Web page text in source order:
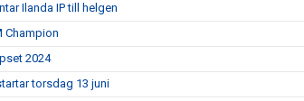
Ilanda IP till helgen
Champion
2024
torsdag 13 juni